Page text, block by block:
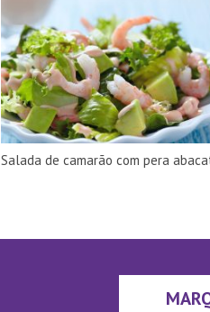
Salada de camarão com pera